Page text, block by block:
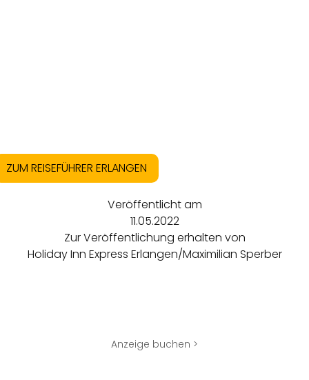
ZUM REISEFÜHRER ERLANGEN
Veröffentlicht am
11.05.2022
Zur Veröffentlichung erhalten von
Holiday Inn Express Erlangen/Maximilian Sperber
Anzeige buchen >